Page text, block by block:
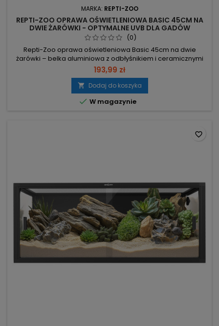
MARKA: REPTI-ZOO
REPTI-ZOO OPRAWA OŚWIETLENIOWA BASIC 45CM NA
DWIE ŻARÓWKI - OPTYMALNE UVB DLA GADÓW
(0)
Repti-Zoo oprawa oświetleniowa Basic 45cm na dwie
żarówki – belka aluminiowa z odbłyśnikiem i ceramicznymi
oprawkami, gotowa do montażu na pokrywie ze stalowej
siatki. 2 x E27, max 30W – montaż świetlówek kompaktowych,
żarówek dziennych lub nocnych. Aluminium + odbłyśnik –
skuteczne odprowadzanie ciepła i skupienie światła/UV,
tworzy wyspę ciepła....
193,99 zł
 Dodaj do koszyka
 W magazynie
favorite_border